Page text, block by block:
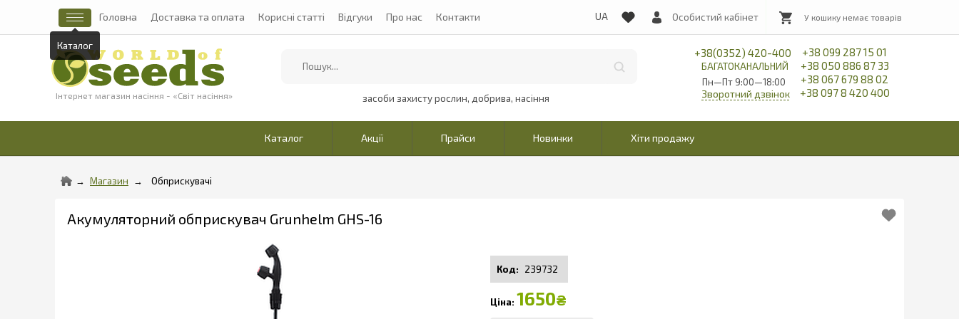
Каталог
Головна Доставка та оплата Корисні статті Відгуки Про нас Контакти Особистий кабінет
Інтернет магазин насіння - «Світ насіння» засоби захисту рослин, добрива, насіння
+38(0352) 420-400
БАГАТОКАНАЛЬНИЙ
Пн—Пт 9:00—18:00
+38 099 287 15 01
+38 050 886 87 33
+38 067 679 88 02
+38 097 8 420 400
Зворотний дзвінок
Каталог Акції Прайси Новинки Хіти продажу
Магазин Обприскувачі
Акумуляторний обприскувач Grunhelm GHS-16
239732
1650₴